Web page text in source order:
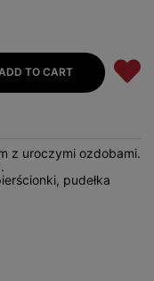
z uroczymi ozdobami.
pudełka